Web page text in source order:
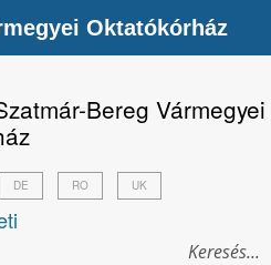
Bereg Vármegyei
DE RO UK
Oktatókórház